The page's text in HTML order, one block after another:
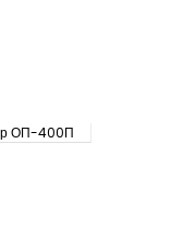
ОП-400П